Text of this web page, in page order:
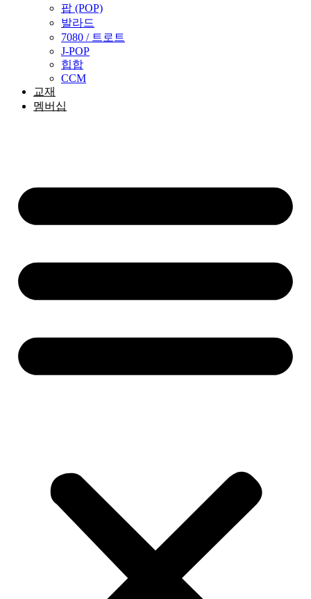
팝 (POP)
발라드
7080 / 트로트
J-POP
힙합
CCM
교재
멤버십